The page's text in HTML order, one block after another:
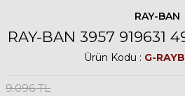
RAY-BAN
RAY-BAN 3957 919631
Ürün Kodu : G-
9.096TL